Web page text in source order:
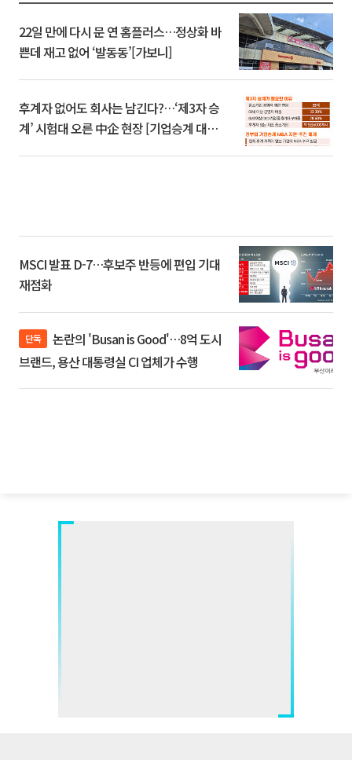
22일 만에 다시 문 연 홈플러스…정상화 바
쁜데 재고 없어 ‘발동동’[가보니]
후계자 없어도 회사는 남긴다?…‘제3자 승
계’ 시험대 오른 中企 현장 [기업승계 대전
MSCI 발표 D-7…후보주 반등에 편입 기대
재점화
단독
브랜드, 용산 대통령실 CI 업체가 수행